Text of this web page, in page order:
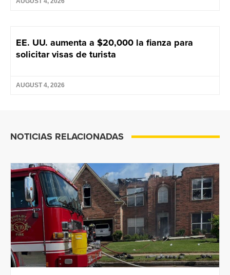
EE. UU. aumenta a $20,000 la fianza para
solicitar visas de turista
AUGUST 4, 2026
NOTICIAS RELACIONADAS